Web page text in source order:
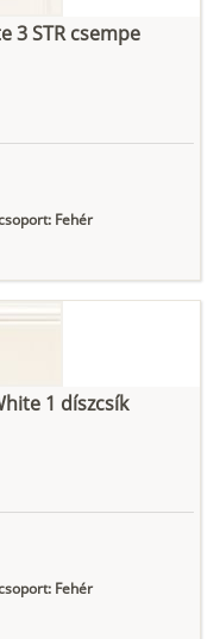
3 STR csempe
Fehér
1 díszcsík
Fehér